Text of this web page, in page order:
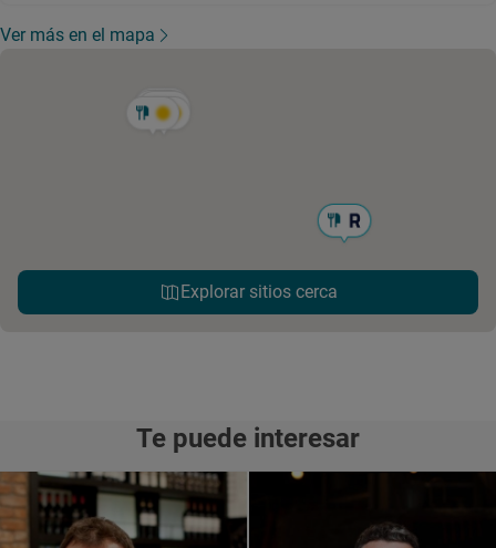
Ver más en el mapa
Explorar sitios cerca
Te puede interesar